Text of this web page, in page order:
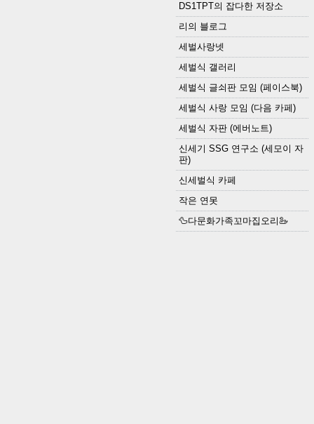
DS1TPT의 잡다한 저장소
리의 블로그
세벌사랑넷
세벌식 갤러리
세벌식 글쇠판 모임 (페이스북)
세벌식 사랑 모임 (다음 카페)
세벌식 자판 (에버노트)
신세기 SSG 연구소 (세모이 자
판)
신세벌식 카페
작은 연못
🦆다문화가족꼬마집오리🦢